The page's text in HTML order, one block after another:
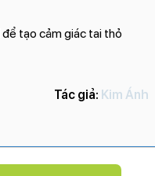
để tạo cảm giác tai thỏ
Tác giả: Kim Ánh